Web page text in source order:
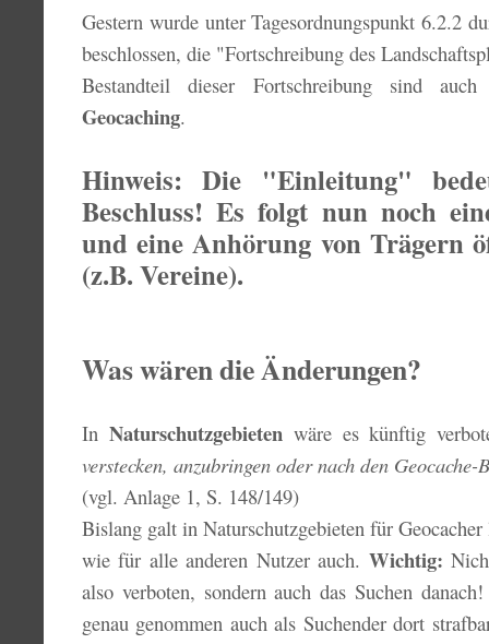
Gestern wurde unter Tagesordnungspunkt 6.2.2
beschlossen, die "Fortschreibung des
Bestandteil dieser Fortschreibung sind
Geocaching.
Hinweis: Die "Einleitung"
Beschluss! Es folgt nun noch
und eine Anhörung von Trägern
(z.B. Vereine).
Was wären die Änderungen?
In Naturschutzgebietenwäre es künftig
verstecken, anzubringen oder nach den
(vgl. Anlage 1, S. 148/149)
Bislang galt in Naturschutzgebieten für
wie für alle anderen Nutzer auch. Wichtig:
also verboten, sondern auch das Suchen
genau genommen auch als Suchender dort